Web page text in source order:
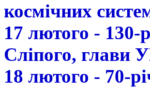
космічних
17 лютого - 130-
Сліпого, глави
18 лютого - 70-